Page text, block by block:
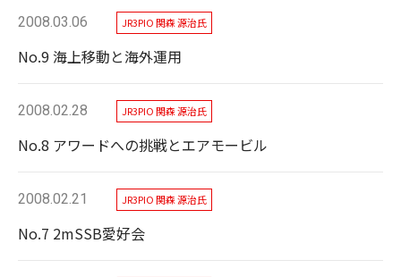
2008.03.06 JR3PIO 関森 源治氏
No.9 海上移動と海外運用
2008.02.28 JR3PIO 関森 源治氏
No.8 アワードへの挑戦とエアモービル
2008.02.21 JR3PIO 関森 源治氏
No.7 2mSSB愛好会